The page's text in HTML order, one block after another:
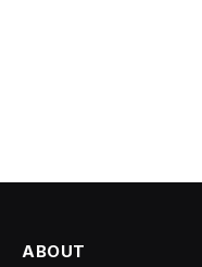
ABOUT